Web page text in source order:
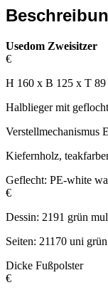
Usedom Zweisitzer
€
H 160 x B 125 x T 89
Halblieger mit
Verstellmechanismus
Kiefernholz,
Geflecht:
€
Dessin: 2191 grün
Seiten: 21170 uni grün
Dicke
€